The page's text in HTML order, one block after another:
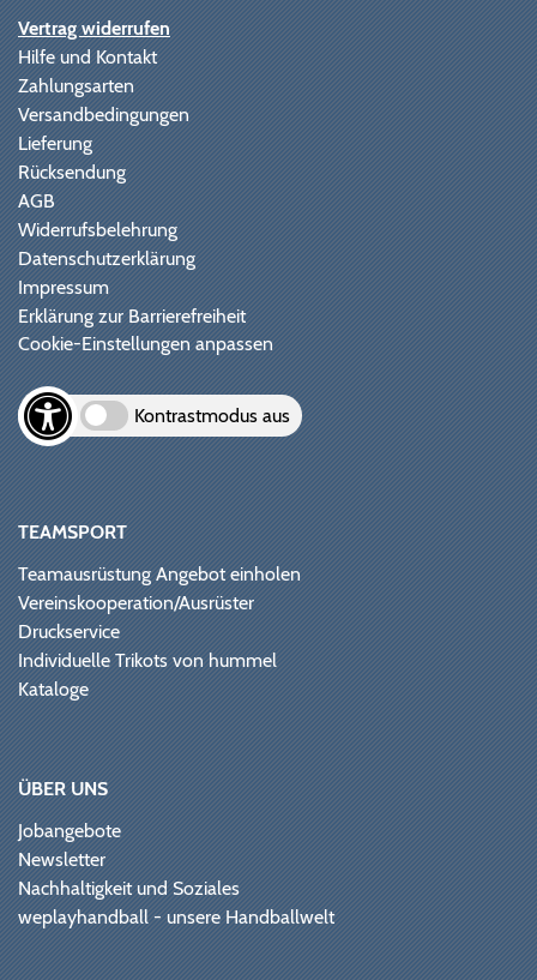
Vertrag widerrufen
Hilfe und Kontakt
Zahlungsarten
Versandbedingungen
Lieferung
Rücksendung
AGB
Widerrufsbelehrung
Datenschutzerklärung
Impressum
Erklärung zur Barrierefreiheit
Cookie-Einstellungen anpassen
Kontrastmodus aus
TEAMSPORT
Teamausrüstung Angebot einholen
Vereinskooperation/Ausrüster
Druckservice
Individuelle Trikots von hummel
Kataloge
ÜBER UNS
Jobangebote
Newsletter
Nachhaltigkeit und Soziales
weplayhandball - unsere Handballwelt